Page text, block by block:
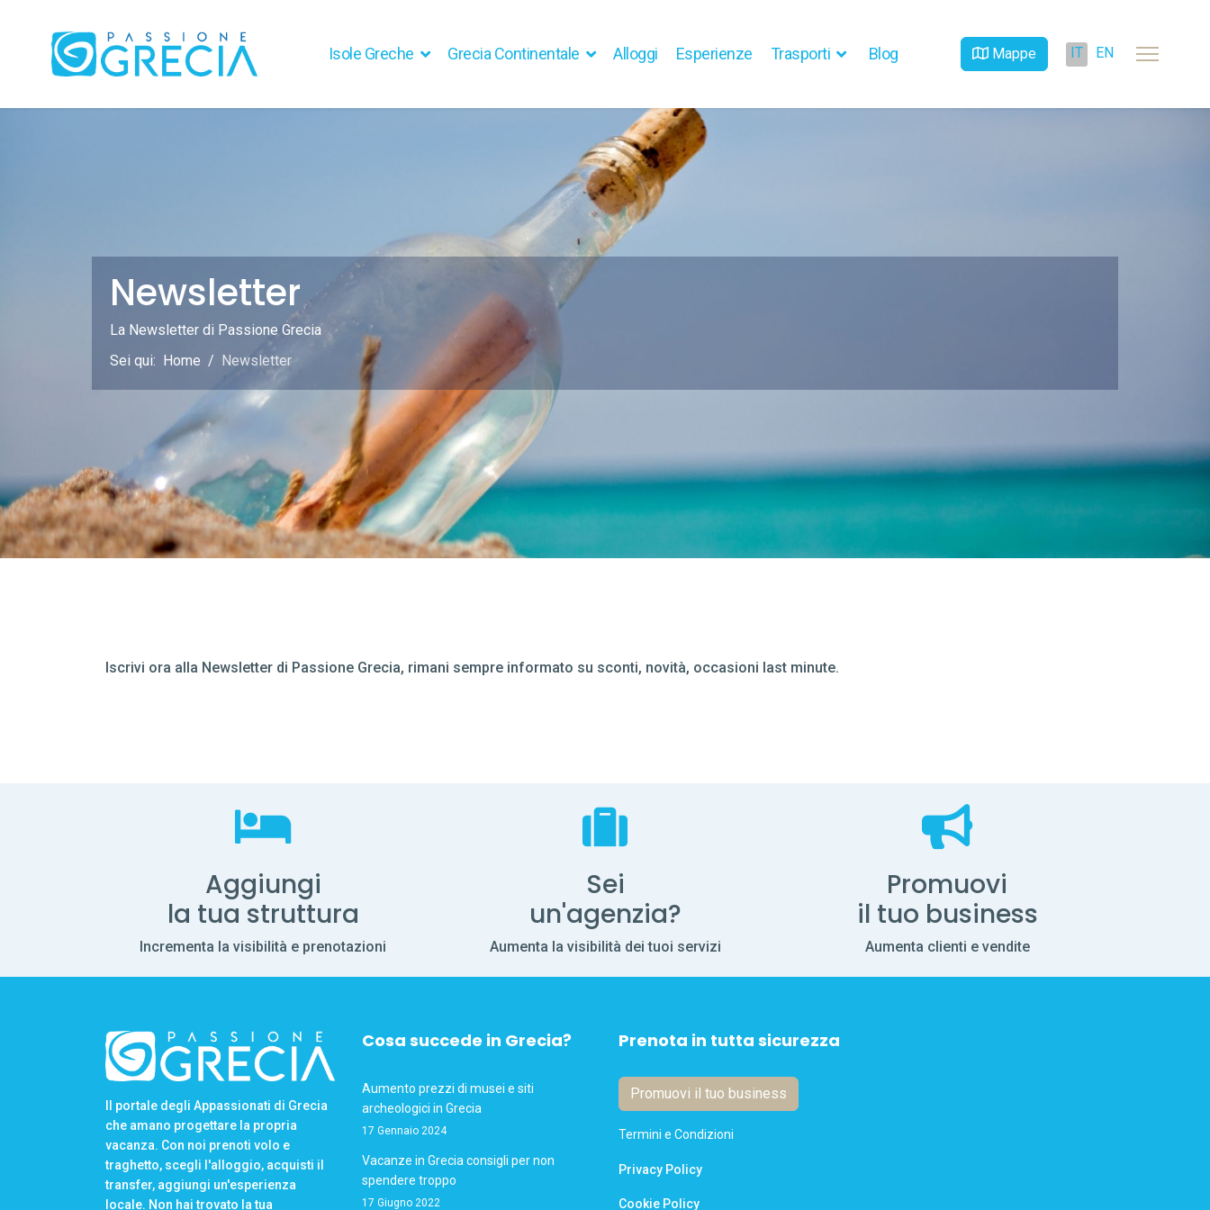
Isole Greche Grecia Continentale Alloggi Esperienze Trasporti Blog Mappe IT EN
Newsletter
La Newsletter di Passione Grecia
Sei qui: Home Newsletter
Iscrivi ora alla Newsletter di Passione Grecia, rimani sempre informato su sconti, novità, occasioni last minute.
Aggiungi
la tua struttura
Incrementa la visibilità e prenotazioni
Sei
un'agenzia?
Aumenta la visibilità dei tuoi servizi
Promuovi
il tuo business
Aumenta clienti e vendite
Il portale degli Appassionati di Grecia
che amano progettare la propria
vacanza. Con noi prenoti volo e
traghetto, scegli l'alloggio, acquisti il
transfer, aggiungi un'esperienza
locale. Non hai trovato la tua
Cosa succede in Grecia?
Aumento prezzi di musei e siti
archeologici in Grecia
17 Gennaio 2024
Vacanze in Grecia consigli per non
spendere troppo
17 Giugno 2022
Prenota in tutta sicurezza
Promuovi il tuo business
Termini e Condizioni
Privacy Policy
Cookie Policy